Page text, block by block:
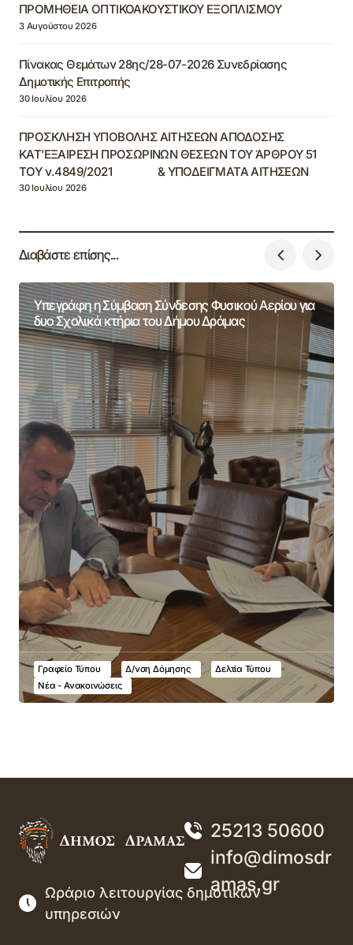
ΠΡΟΜΗΘΕΙΑ ΟΠΤΙΚΟΑΚΟΥΣΤΙΚΟΥ ΕΞΟΠΛΙΣΜΟΥ
3 Αυγούστου 2026
Πίνακας Θεμάτων 28ης/28-07-2026 Συνεδρίασης
Δημοτικής Επιτροπής
30 Ιουλίου 2026
ΠΡΟΣΚΛΗΣΗ ΥΠΟΒΟΛΗΣ ΑΙΤΗΣΕΩΝ ΑΠΟΔΟΣΗΣ
ΚΑΤ’ΕΞΑΙΡΕΣΗ ΠΡΟΣΩΡΙΝΩΝ ΘΕΣΕΩΝ ΤΟΥ ΆΡΘΡΟΥ 51
ΤΟΥ ν.4849/2021 & ΥΠΟΔΕΙΓΜΑΤΑ ΑΙΤΗΣΕΩΝ
30 Ιουλίου 2026
Διαβάστε επίσης...
Υπεγράφη η Σύμβαση Σύνδεσης Φυσικού Αερίου για
δυο Σχολικά κτήρια του Δήμου Δράμας
Γραφείο Τύπου Δ/νση Δόμησης
Δελτία Τύπου
Νέα - Ανακοινώσεις
25213 50600
info@dimosdr
amas.gr
Ωράριο λειτουργίας δημοτικών
υπηρεσιών